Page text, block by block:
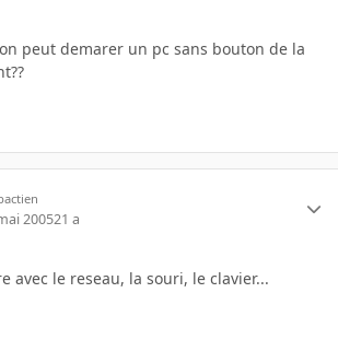
peut demarer un pc sans bouton de la
200521 a
avec le reseau, la souri, le clavier...